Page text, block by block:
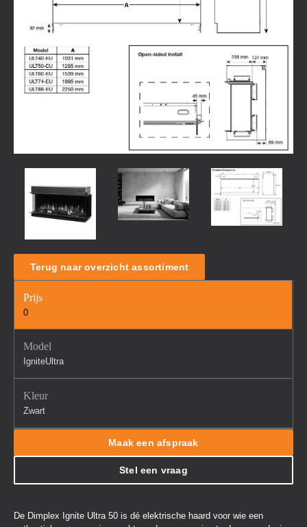
Terug naar overzicht assortiment
Prijs
0
Model
IgniteUltra
Kleur
Zwart
Maak een afspraak
Stel een vraag
De Dimplex Ignite Ultra 50 is dé elektrische haard voor wie een